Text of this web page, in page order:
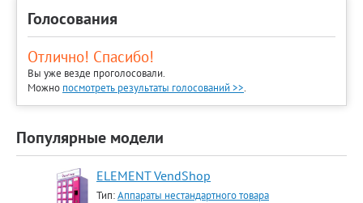
Голосования
Отлично! Спасибо!
Вы уже везде проголосовали.
Можно посмотреть результаты голосований >>.
Популярные модели
ELEMENT VendShop
Тип:Аппараты нестандартного товара